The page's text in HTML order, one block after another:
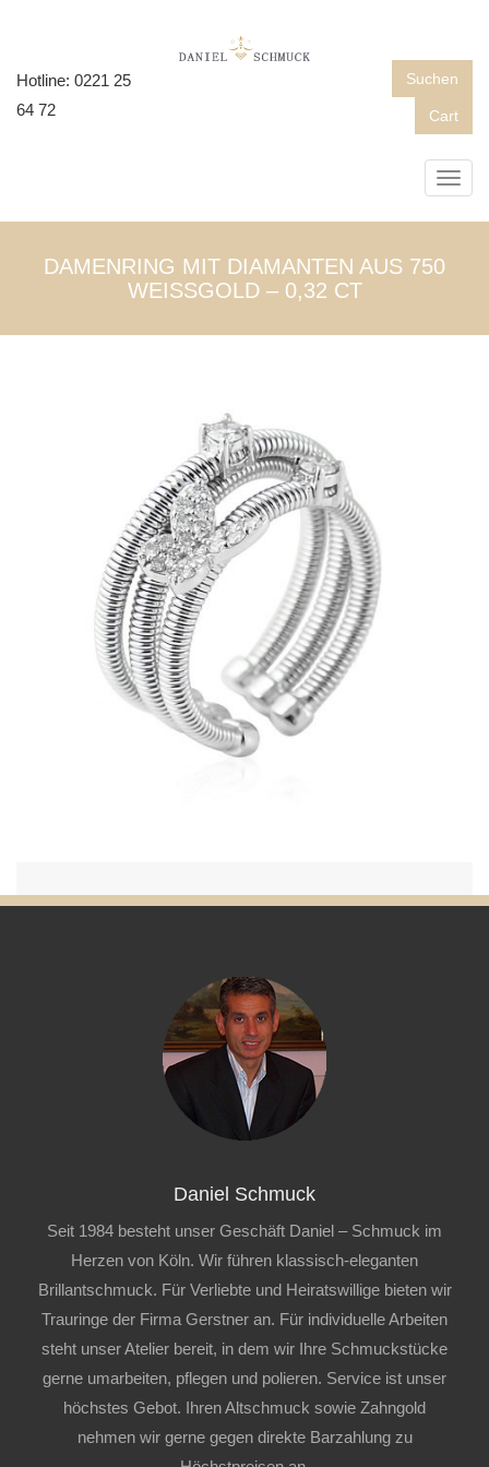
Hotline: 0221 25
64 72
Suchen
Cart
DAMENRING MIT DIAMANTEN AUS 750
WEISSGOLD – 0,32 CT
Daniel Schmuck
Seit 1984 besteht unser Geschäft Daniel – Schmuck im
Herzen von Köln. Wir führen klassisch-eleganten
Brillantschmuck. Für Verliebte und Heiratswillige bieten wir
Trauringe der Firma Gerstner an. Für individuelle Arbeiten
steht unser Atelier bereit, in dem wir Ihre Schmuckstücke
gerne umarbeiten, pflegen und polieren. Service ist unser
höchstes Gebot. Ihren Altschmuck sowie Zahngold
nehmen wir gerne gegen direkte Barzahlung zu